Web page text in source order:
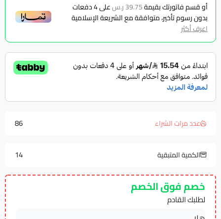
أو قسم فاتورتك بقيمة39.75 ر.س على4دفعات
بدون رسوم تأخير، متوافقة مع الشريعة الإسلامية
اعرف أكثر
عدد مرات الشراء 86
الكمية المتبقية 14
خصم فوق الخصم
لطلبك القادم